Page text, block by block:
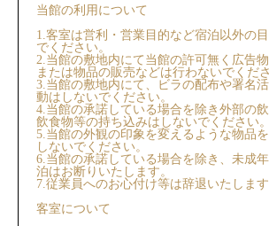
当館の利用について
1.客室は営利・営業目的など宿泊以外の
でください。
2.当館の敷地内にて当館の許可無く広告物
または物品の販売などは行わないでくださ
3.当館の敷地内にて、ビラの配布や署名
動はしないでください。
4.当館の承諾している場合を除き外部の
飲食物等の持ち込みはしないでください。
5.当館の外観の印象を変えるような物品
しないでください。
6.当館の承諾している場合を除き、未成
泊はお断りいたします。
7.従業員へのお心付け等は辞退いたします
客室について